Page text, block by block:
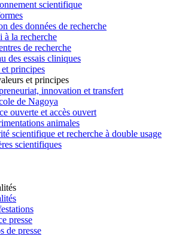
scientifique
des données de recherche
à la recherche
de recherche
des essais cliniques
principes
et principes
innovation et transfert
de Nagoya
ouverte et accès ouvert
animales
scientifique et recherche à double usage
scientifiques
presse
de presse